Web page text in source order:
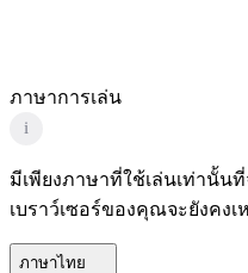
ภาษาการเล่น
i
มีเพียงภาษาที่ใช้เล่นเท่านั้น
เบราว์เซอร์ของคุณจะยังคงเ
ภาษาไทย